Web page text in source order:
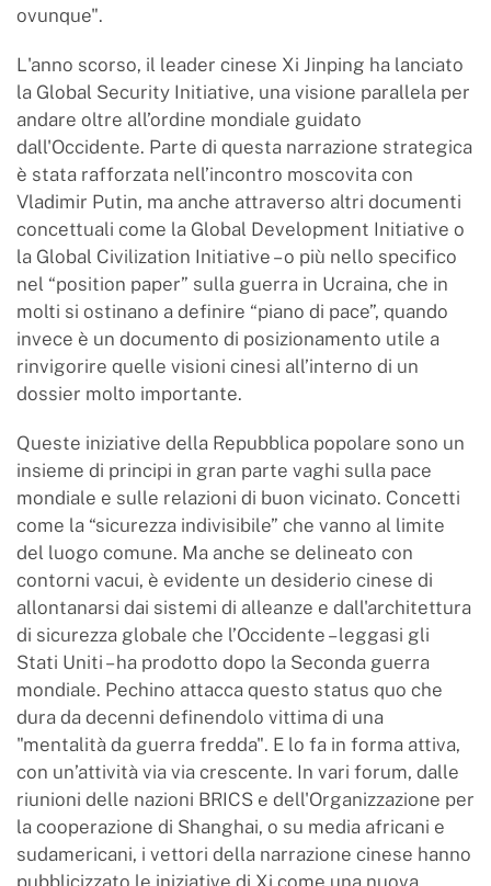
ovunque".
L'anno scorso, il leader cinese Xi Jinping ha lanciato
la Global Security Initiative, una visione parallela per
andare oltre all’ordine mondiale guidato
dall'Occidente. Parte di questa narrazione strategica
è stata rafforzata nell’incontro moscovita con
Vladimir Putin, ma anche attraverso altri documenti
concettuali come la Global Development Initiative o
la Global Civilization Initiative – o più nello specifico
nel “position paper” sulla guerra in Ucraina, che in
molti si ostinano a definire “piano di pace”, quando
invece è un documento di posizionamento utile a
rinvigorire quelle visioni cinesi all’interno di un
dossier molto importante.
Queste iniziative della Repubblica popolare sono un
insieme di principi in gran parte vaghi sulla pace
mondiale e sulle relazioni di buon vicinato. Concetti
come la “sicurezza indivisibile” che vanno al limite
del luogo comune. Ma anche se delineato con
contorni vacui, è evidente un desiderio cinese di
allontanarsi dai sistemi di alleanze e dall'architettura
di sicurezza globale che l’Occidente – leggasi gli
Stati Uniti – ha prodotto dopo la Seconda guerra
mondiale. Pechino attacca questo status quo che
dura da decenni definendolo vittima di una
"mentalità da guerra fredda". E lo fa in forma attiva,
con un’attività via via crescente. In vari forum, dalle
riunioni delle nazioni BRICS e dell'Organizzazione per
la cooperazione di Shanghai, o su media africani e
sudamericani, i vettori della narrazione cinese hanno
pubblicizzato le iniziative di Xi come una nuova